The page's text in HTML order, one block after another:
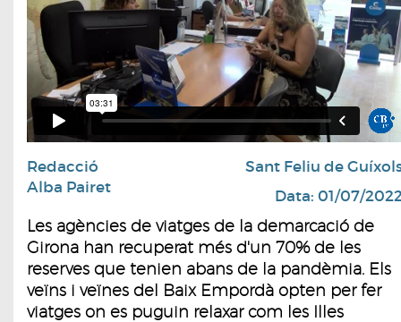
Redacció
Alba Pairet
Sant Feliu de
Data: 01/07/
Les agències de viatges de la demarcació de
Girona han recuperat més d'un 70% de les
reserves que tenien abans de la pandèmia. Els
veïns i veïnes del Baix Empordà opten per fer
viatges on es puguin relaxar com les Illes